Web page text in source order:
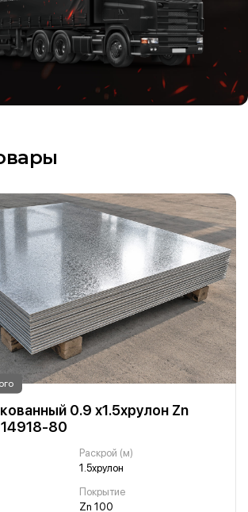
0.9 х1.5хрулон Zn
80
Раскрой (м)
1.5хрулон
Покрытие
Zn 100